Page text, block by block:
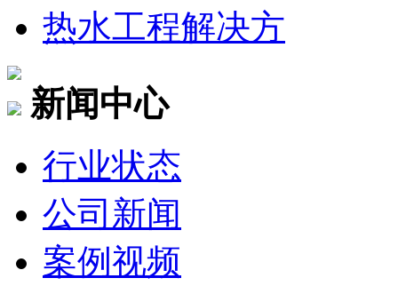
热水工程解决方
新闻中心
行业状态
公司新闻
案例视频